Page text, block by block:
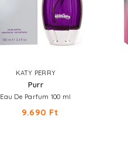
KATY PERRY
Purr
Eau De Parfum 100 ml
9.690 Ft